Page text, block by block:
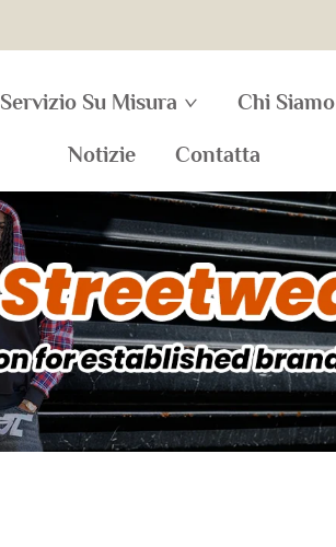
Servizio Su Misura Chi Siamo
Notizie Contatta